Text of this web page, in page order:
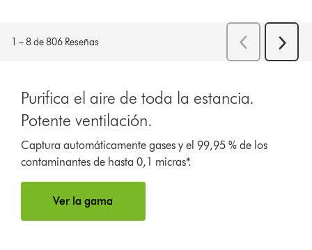
Purifica el aire de toda la estancia.
Potente ventilación.
Captura automáticamente gases y el 99,95 % de los
contaminantes de hasta 0,1 micras*.
Ver la gama